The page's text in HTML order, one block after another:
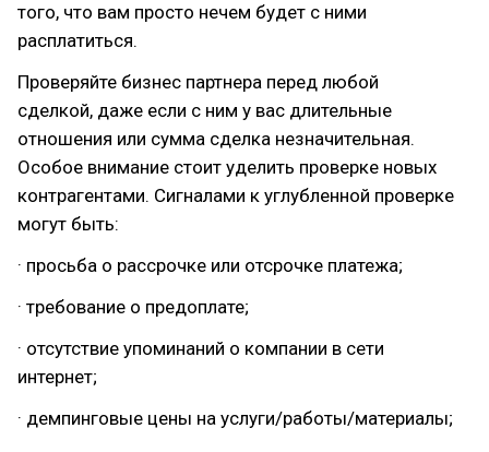
того, что вам просто нечем будет с ними
расплатиться.
Проверяйте бизнес партнера перед любой
сделкой, даже если с ним у вас длительные
отношения или сумма сделка незначительная.
Особое внимание стоит уделить проверке новых
контрагентами. Сигналами к углубленной проверке
могут быть:
· просьба о рассрочке или отсрочке платежа;
· требование о предоплате;
· отсутствие упоминаний о компании в сети
интернет;
· демпинговые цены на услуги/работы/материалы;